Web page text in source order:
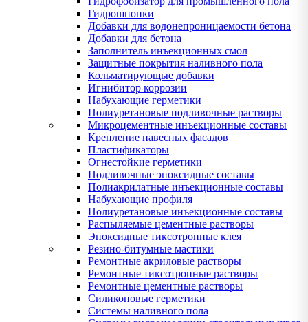
Гидрошпонки
Добавки для водонепроницаемости бетона
Добавки для бетона
Заполнитель инъекционных смол
Защитные покрытия наливного пола
Кольматирующые добавки
Игнибитор коррозии
Набухающие герметики
Полиуретановые подливочные растворы
Микроцементные инъекционные составы
Крепление навесных фасадов
Пластификаторы
Огнестойкие герметики
Подливочные эпоксидные составы
Полиакрилатные инъекционные составы
Набухающие профиля
Полиуретановые инъекционные составы
Распыляемые цементные растворы
Эпоксидные тиксотропные клея
Резино-битумные мастики
Ремонтные акриловые растворы
Ремонтные тиксотропные растворы
Ремонтные цементные растворы
Силиконовые герметики
Системы наливного пола